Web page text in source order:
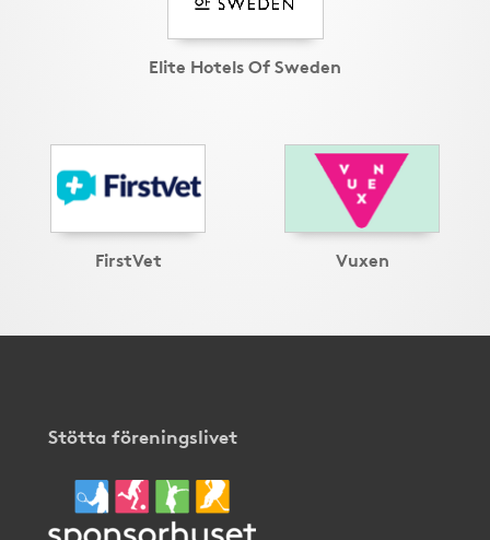
Elite Hotels Of Sweden
FirstVet Vuxen
Stötta föreningslivet